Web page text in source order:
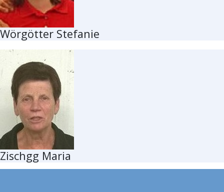
Wörgötter Stefanie
Zischgg Maria